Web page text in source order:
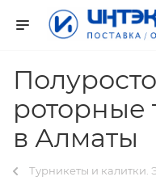
роторные
в Алматы
Турникеты и калитки.